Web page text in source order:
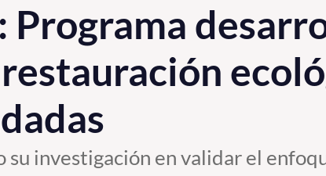
Programa
su investigación en validar el